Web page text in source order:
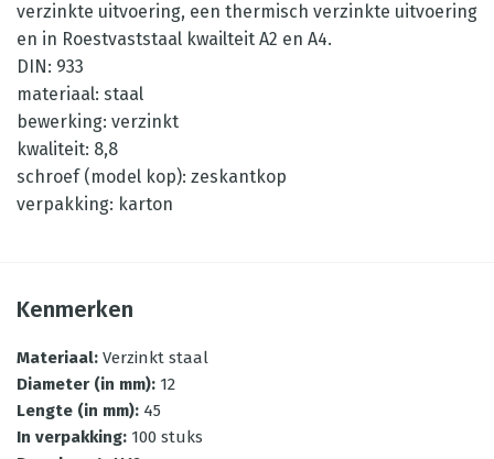
verzinkte uitvoering, een thermisch verzinkte uitvoering
en in Roestvaststaal kwailteit A2 en A4.
DIN: 933
materiaal: staal
bewerking: verzinkt
kwaliteit: 8,8
schroef (model kop): zeskantkop
verpakking: karton
Kenmerken
Materiaal: Verzinkt staal
Diameter (in mm): 12
Lengte (in mm): 45
In verpakking: 100 stuks